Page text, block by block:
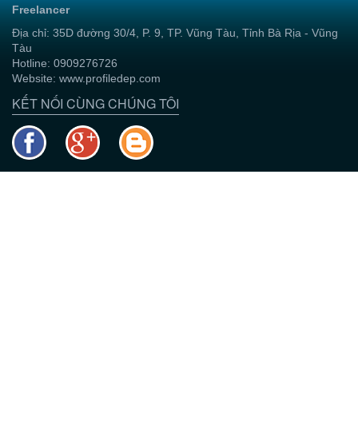
Freelancer
Địa chỉ: 35D đường 30/4, P. 9, TP. Vũng Tàu, Tỉnh Bà Rịa - Vũng
Tàu
Hotline: 0909276726
Website: www.profiledep.com
KẾT NỐI CÙNG CHÚNG TÔI